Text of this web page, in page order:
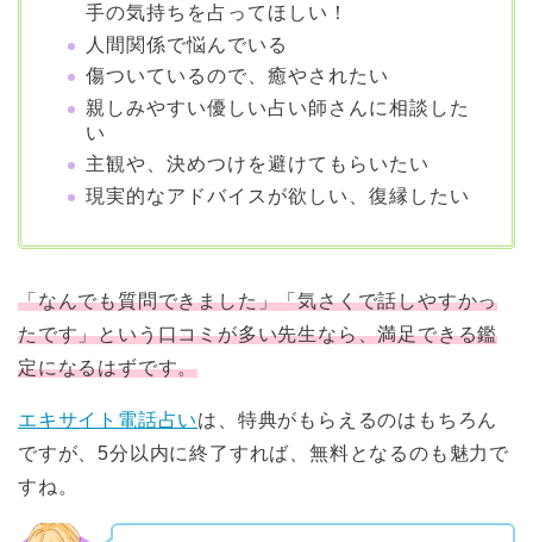
手の気持ちを占ってほしい！
人間関係で悩んでいる
傷ついているので、癒やされたい
親しみやすい優しい占い師さんに相談した
い
主観や、決めつけを避けてもらいたい
現実的なアドバイスが欲しい、復縁したい
「なんでも質問できました」「気さくで話しやすかっ
たです」という口コミが多い先生なら、満足できる鑑
定になるはずです。
エキサイト電話占いは、特典がもらえるのはもちろん
ですが、5分以内に終了すれば、無料となるのも魅力で
すね。